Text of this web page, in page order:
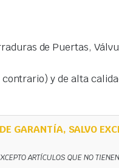
de Puertas,
y de alta
GARANTÍA, SALVO
ARTÍCULOS QUE NO